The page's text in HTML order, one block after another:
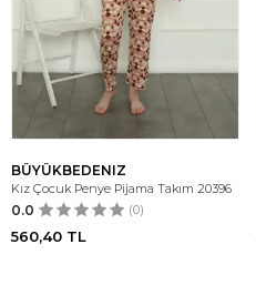
BÜYÜKBEDENIZ
Kız Çocuk Penye Pijama Takım 20396
0.0 (0)
560,40 TL